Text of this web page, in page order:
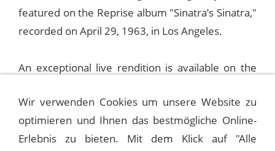
featured on the Reprise album "Sinatra’s Sinatra,"
recorded on April 29, 1963, in Los Angeles.
An exceptional live rendition is available on the
during the finale of his world tour to aid orphans,
Sinatra performed the song accompanied solely
by pianist Bill Miller.
Wir verwenden Cookies um unsere Website zu
optimieren und Ihnen das bestmögliche Online-
Erlebnis zu bieten. Mit dem Klick auf "Alle